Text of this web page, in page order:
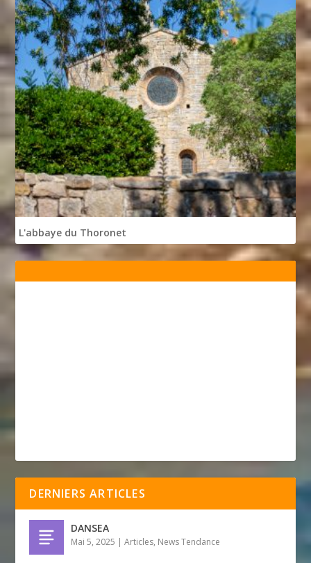
L'abbaye du Thoronet
DERNIERS ARTICLES
DANSEA
Mai 5, 2025 |Articles, News Tendance